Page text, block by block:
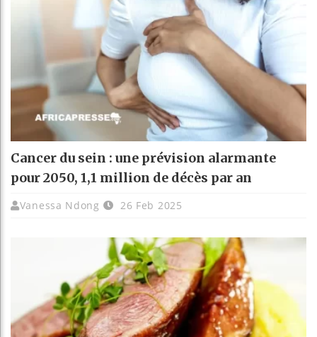
Cancer du sein : une prévision alarmante
pour 2050, 1,1 million de décès par an
Vanessa Ndong 26 Feb 2025